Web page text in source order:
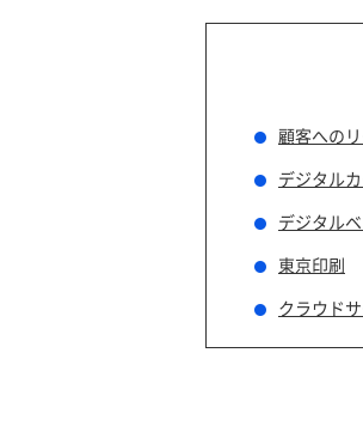
顧客への
デジタル
デジタル
東京印刷
クラウド